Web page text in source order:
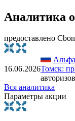
Аналитика
предоставлено
16.06.2026Томск:
Вся аналитика
Параметры акции